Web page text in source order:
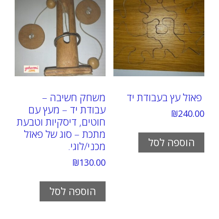
פאזל עץ בעבודת יד
₪240.00
הוספה לסל
משחק חשיבה –
עבודת יד – מעץ עם
חוטים, דיסקיות וטבעת
מתכת – סוג של פאזל
מכני/לוגי.
₪130.00
הוספה לסל